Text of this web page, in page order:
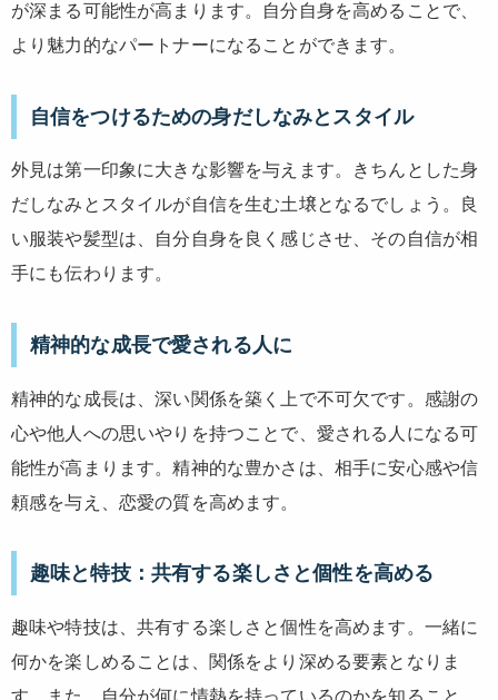
が深まる可能性が高まります。自分自身を高めることで、
より魅力的なパートナーになることができます。
自信をつけるための身だしなみとスタイル
外見は第一印象に大きな影響を与えます。きちんとした身
だしなみとスタイルが自信を生む土壌となるでしょう。良
い服装や髪型は、自分自身を良く感じさせ、その自信が相
手にも伝わります。
精神的な成長で愛される人に
精神的な成長は、深い関係を築く上で不可欠です。感謝の
心や他人への思いやりを持つことで、愛される人になる可
能性が高まります。精神的な豊かさは、相手に安心感や信
頼感を与え、恋愛の質を高めます。
趣味と特技：共有する楽しさと個性を高める
趣味や特技は、共有する楽しさと個性を高めます。一緒に
何かを楽しめることは、関係をより深める要素となりま
す。また、自分が何に情熱を持っているのかを知ること